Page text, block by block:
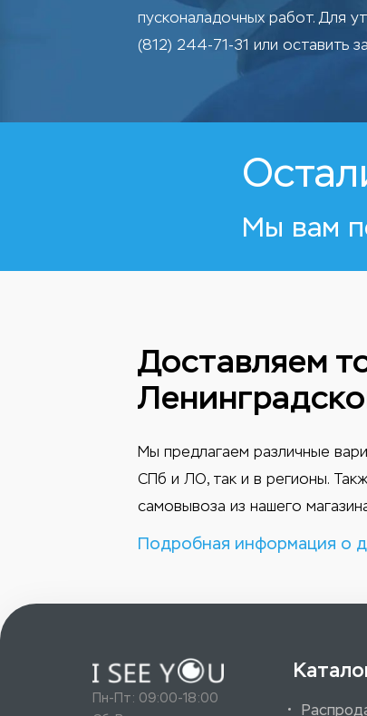
пусконаладочных работ. Для
(812) 244-71-31 или оставить
Мы вам
Доставляем
Мы предлагаем различные
СПб и ЛО, так и в регионы.
самовывоза из нашего
Подробная информация о
Пн-Пт: 09:00-18:00